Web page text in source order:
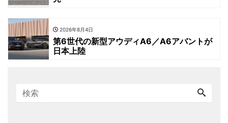
2026年8月4日
第6世代の新型アウディA6／A6アバントが
日本上陸